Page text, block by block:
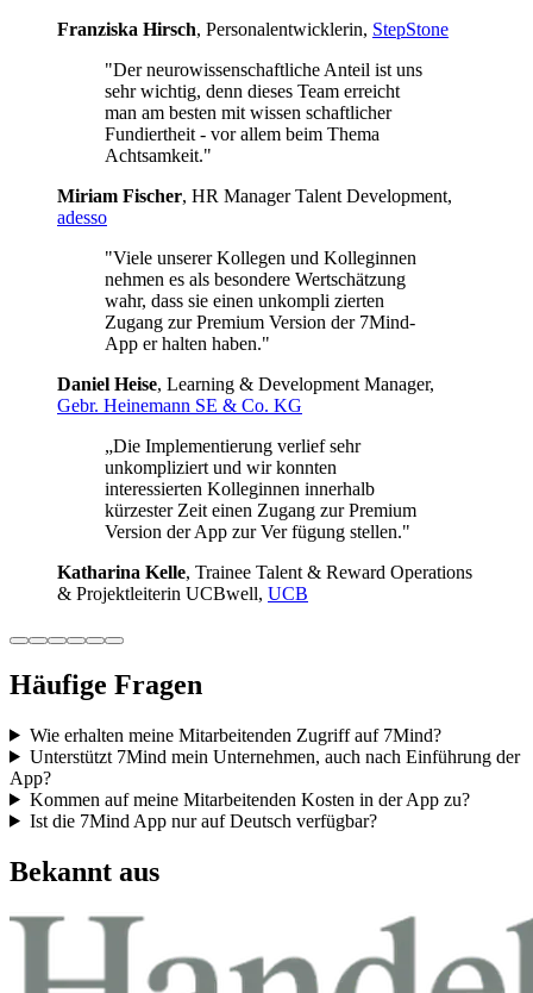
Franziska Hirsch, Personalentwicklerin, StepStone
"Der neurowissenschaftliche Anteil ist uns
sehr wichtig, denn dieses Team erreicht
man am besten mit wissen schaftlicher
Fundiertheit - vor allem beim Thema
Achtsamkeit."
Miriam Fischer, HR Manager Talent Development,
adesso
"Viele unserer Kollegen und Kolleginnen
nehmen es als besondere Wertschätzung
wahr, dass sie einen unkompli zierten
Zugang zur Premium Version der 7Mind-
App er halten haben."
Daniel Heise, Learning & Development Manager,
Gebr. Heinemann SE & Co. KG
„Die Implementierung verlief sehr
unkompliziert und wir konnten
interessierten Kolleginnen innerhalb
kürzester Zeit einen Zugang zur Premium
Version der App zur Ver fügung stellen."
Katha­rina Kelle, Trainee Talent & Reward Ope­ra­ti­ons
& Pro­jekt­lei­te­rin UCB­well, UCB
Häufige Fragen
Wie erhalten meine Mitarbeitenden Zugriff auf 7Mind?
Unterstützt 7Mind mein Unternehmen, auch nach Einführung der
App?
Kommen auf meine Mitarbeitenden Kosten in der App zu?
Ist die 7Mind App nur auf Deutsch verfügbar?
Bekannt aus